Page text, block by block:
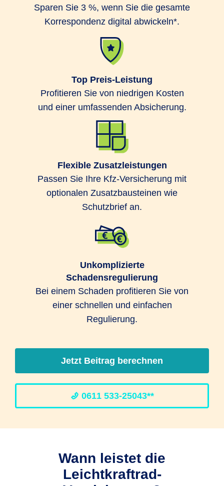
Sparen Sie 3 %, wenn Sie die gesamte
Korrespondenz digital abwickeln*.
Top Preis-Leistung
Profitieren Sie von niedrigen Kosten
und einer umfassenden Absicherung.
Flexible Zusatzleistungen
Passen Sie Ihre Kfz-Versicherung mit
optionalen Zusatzbausteinen wie
Schutzbrief an.
Unkomplizierte
Schadensregulierung
Bei einem Schaden profitieren Sie von
einer schnellen und einfachen
Regulierung.
Jetzt Beitrag berechnen
0611 533-25043**
Wann leistet die
Leichtkraftrad-